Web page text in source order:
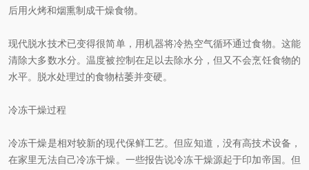
后用火烤和烟熏制成干燥食物。
现代脱水技术已变得很简单，用机器将冷热空气循环通过食物。这能
清除大多数水分。温度被控制在足以去除水分，但又不会烹饪食物的
水平。脱水处理过的食物枯萎并变硬。
冷冻干燥过程
冷冻干燥是相对较新的现代保鲜工艺。但应知道，没有高技术设备，
在家里无法自己冷冻干燥。一些报告说冷冻干燥源起于印加帝国。但